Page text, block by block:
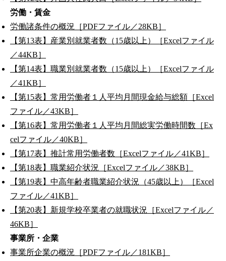
労働・賃金
労働諸条件の概況［PDFファイル／28KB］
【第13表】産業別就業者数（15歳以上）［Excelファイル
／44KB］
【第14表】職業別就業者数（15歳以上）［Excelファイル
／41KB］
【第15表】常用労働者１人平均月間現金給与総額［Excel
ファイル／43KB］
【第16表】常用労働者１人平均月間総実労働時間数［Ex
celファイル／40KB］
【第17表】推計常用労働者数［Excelファイル／41KB］
【第18表】職業紹介状況［Excelファイル／38KB］
【第19表】中高年齢者職業紹介状況（45歳以上）［Excel
ファイル／41KB］
【第20表】新規学校卒業者の就職状況［Excelファイル／
46KB］
事業所・企業
事業所企業の概況［PDFファイル／181KB］